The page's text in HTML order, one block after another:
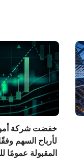
خفضت شركة
لأرباح السهم